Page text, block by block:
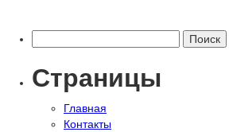
Страницы
Главная
Контакты